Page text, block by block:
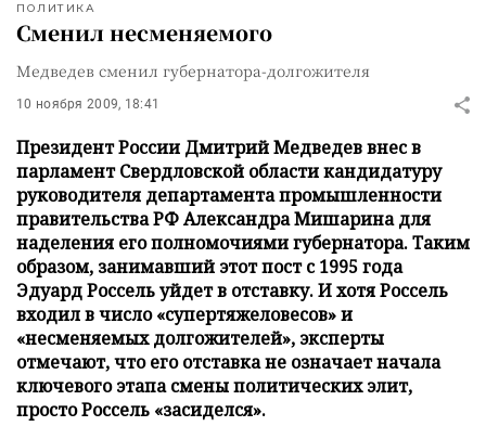
ПОЛИТИКА
Сменил несменяемого
Медведев сменил губернатора-долгожителя
10 ноября 2009, 18:41
Президент России Дмитрий Медведев внес в
парламент Свердловской области кандидатуру
руководителя департамента промышленности
правительства РФ Александра Мишарина для
наделения его полномочиями губернатора. Таким
образом, занимавший этот пост с 1995 года
Эдуард Россель уйдет в отставку. И хотя Россель
входил в число «супертяжеловесов» и
«несменяемых долгожителей», эксперты
отмечают, что его отставка не означает начала
ключевого этапа смены политических элит,
просто Россель «засиделся».